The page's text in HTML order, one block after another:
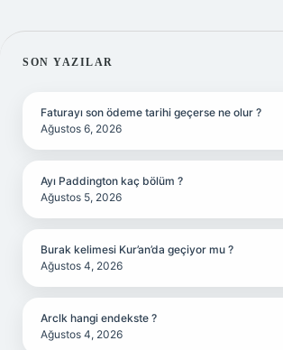
SIDEBAR
SON YAZILAR
Faturayı son ödeme tarihi geçerse ne olur ?
Ağustos 6, 2026
Ayı Paddington kaç bölüm ?
Ağustos 5, 2026
Burak kelimesi Kur’an’da geçiyor mu ?
Ağustos 4, 2026
Arclk hangi endekste ?
Ağustos 4, 2026